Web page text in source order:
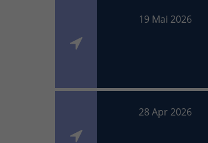
19 Mai 2026
28 Apr 2026